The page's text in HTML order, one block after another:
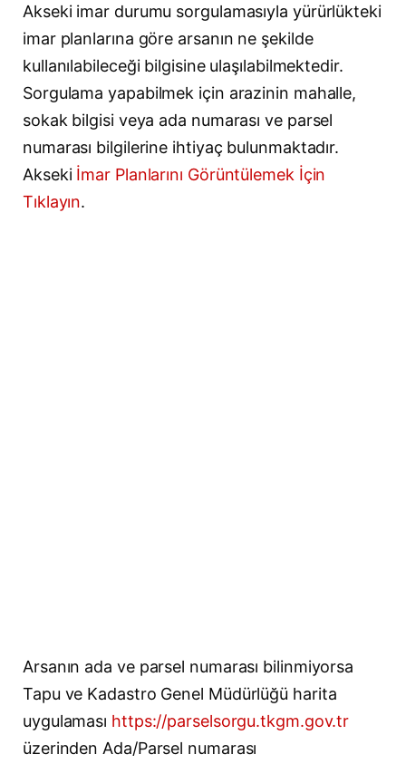
Akseki imar durumu sorgulamasıyla yürürlükteki
imar planlarına göre arsanın ne şekilde
kullanılabileceği bilgisine ulaşılabilmektedir.
Sorgulama yapabilmek için arazinin mahalle,
sokak bilgisi veya ada numarası ve parsel
numarası bilgilerine ihtiyaç bulunmaktadır.
Akseki İmar Planlarını Görüntülemek İçin
Tıklayın.
Arsanın ada ve parsel numarası bilinmiyorsa
Tapu ve Kadastro Genel Müdürlüğü harita
uygulaması https://parselsorgu.tkgm.gov.tr
üzerinden Ada/Parsel numarası